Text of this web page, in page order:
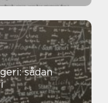
sådan